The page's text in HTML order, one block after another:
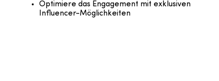
Optimiere das Engagement mit exklusiven
Influencer-Möglichkeiten